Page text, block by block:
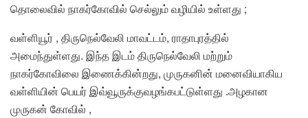
தொலைவில் நாகர்கோவில் செல்லும் வழியில் உள்ளது ;
வள்ளியூர் , திருநெல்வேலி மாவட்டம், ராதாபுரத்தில்
அமைந்துள்ளது. இந்த இடம் திருநெல்வேலி மற்றும்
நாகர்கோவிலை இணைக்கின்றது, முருகனின் மனைவியாகிய
வள்ளியின் பெயர் இவ்வூருக்குவழங்கபட்டுள்ளது .அழகான
முருகன் கோவில் ,